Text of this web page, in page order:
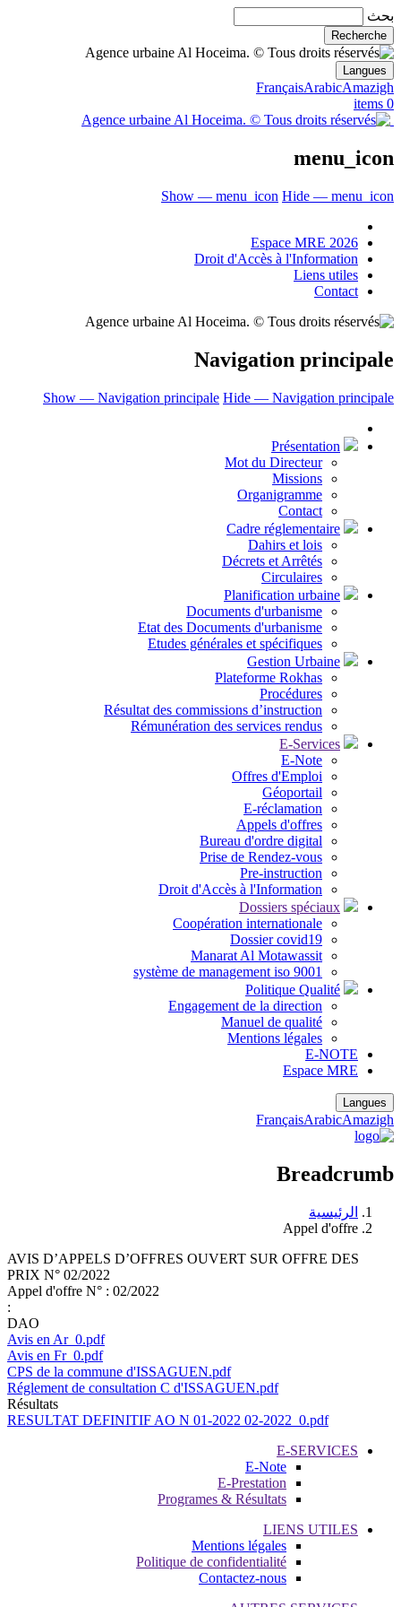
بحث
Langues
FrançaisArabicAmazigh
0 items
menu_icon
Show — menu_icon Hide — menu_icon
Espace MRE 2026
Droit d'Accès à l'Information
Liens utiles
Contact
Navigation principale
Show — Navigation principale Hide — Navigation principale
Présentation
Mot du Directeur
Missions
Organigramme
Contact
Cadre réglementaire
Dahirs et lois
Décrets et Arrêtés
Circulaires
Planification urbaine
Documents d'urbanisme
Etat des Documents d'urbanisme
Etudes générales et spécifiques
Gestion Urbaine
Plateforme Rokhas
Procédures
Résultat des commissions d’instruction
Rémunération des services rendus
E-Services
E-Note
Offres d'Emploi
Géoportail
E-réclamation
Appels d'offres
Bureau d'ordre digital
Prise de Rendez-vous
Pre-instruction
Droit d'Accès à l'Information
Dossiers spéciaux
Coopération internationale
Dossier covid19
Manarat Al Motawassit
système de management iso 9001
Politique Qualité
Engagement de la direction
Manuel de qualité
Mentions légales
E-NOTE
Espace MRE
Langues
FrançaisArabicAmazigh
Breadcrumb
الرئيسية
Appel d'offre
AVIS D’APPELS D’OFFRES OUVERT SUR OFFRE DES
PRIX N° 02/2022
Appel d'offre N° : 02/2022
:
DAO
Avis en Ar_0.pdf
Avis en Fr_0.pdf
CPS de la commune d'ISSAGUEN.pdf
Réglement de consultation C d'ISSAGUEN.pdf
Résultats
RESULTAT DEFINITIF AO N 01-2022 02-2022_0.pdf
E-SERVICES
E-Note
E-Prestation
Programes & Résultats
LIENS UTILES
Mentions légales
Politique de confidentialité
Contactez-nous